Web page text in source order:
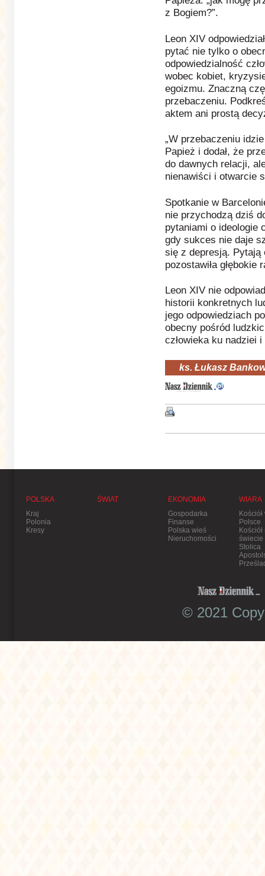
z Bogiem?”.
Leon XIV
pytać nie tylko o
odpowiedzialność
wobec kobiet,
egoizmu. Znaczną
przebaczeniu.
aktem ani prostą
„W przebaczeniu
Papież i dodał, że
do dawnych relacji,
nienawiści i otwarcie
Spotkanie w
nie przychodzą dziś
pytaniami o ideologie
gdy sukces nie daje
się z depresją. Pytają
pozostawiła głębokie
Leon XIV nie
historii konkretnych
jego odpowiedziach
obecny pośród
człowieka ku nadziei
ks. Łukasz
POLSKA
Kraj
Polonia
Kresy
ŚWIAT
EKONOMIA
Gospodarka
Finanse
Polska wieś
Nieruchomości
WIARA
Kościół
Polsce
Kościół
świecie
Stolica
© 2021